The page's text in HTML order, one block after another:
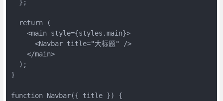
  };
  return (
    <main style={styles.main}>
      <Navbar title="大标题" />
    </main>
  );
}
function Navbar({ title }) {